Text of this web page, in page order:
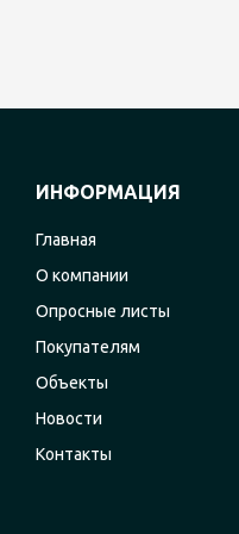
ИНФОРМАЦИЯ
Главная
О компании
Опросные листы
Покупателям
Объекты
Новости
Контакты